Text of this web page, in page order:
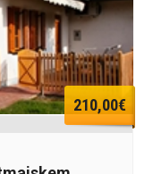
210,00€